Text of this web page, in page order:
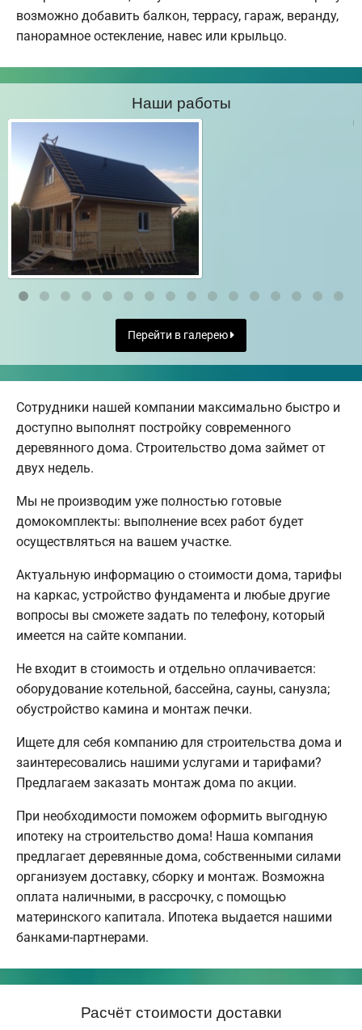
возможно добавить балкон, террасу, гараж, веранду,
панорамное остекление, навес или крыльцо.
Наши работы
Перейти в галерею
Сотрудники нашей компании максимально быстро и
доступно выполнят постройку современного
деревянного дома. Строительство дома займет от
двух недель.
Мы не производим уже полностью готовые
домокомплекты: выполнение всех работ будет
осуществляться на вашем участке.
Актуальную информацию о стоимости дома, тарифы
на каркас, устройство фундамента и любые другие
вопросы вы сможете задать по телефону, который
имеется на сайте компании.
Не входит в стоимость и отдельно оплачивается:
оборудование котельной, бассейна, сауны, санузла;
обустройство камина и монтаж печки.
Ищете для себя компанию для строительства дома и
заинтересовались нашими услугами и тарифами?
Предлагаем заказать монтаж дома по акции.
При необходимости поможем оформить выгодную
ипотеку на строительство дома! Наша компания
предлагает деревянные дома, собственными силами
организуем доставку, сборку и монтаж. Возможна
оплата наличными, в рассрочку, с помощью
материнского капитала. Ипотека выдается нашими
банками-партнерами.
Расчёт стоимости доставки